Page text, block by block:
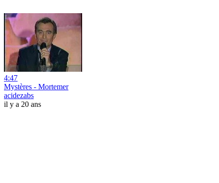
4:47
Mystères - Mortemer
acidezabs
il y a 20 ans